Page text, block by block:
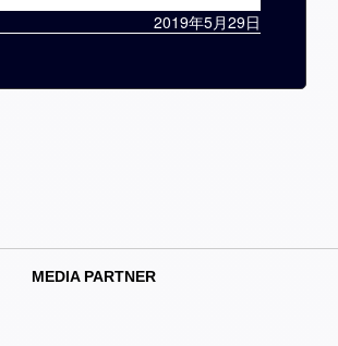
2019年5月29日
MEDIA PARTNER